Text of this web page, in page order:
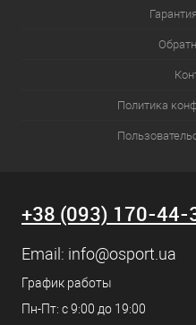
Политика
+38 (093) 170-44-
Email: info@osport.ua
График работы
Пн-Пт: с 9:00 до 19:00